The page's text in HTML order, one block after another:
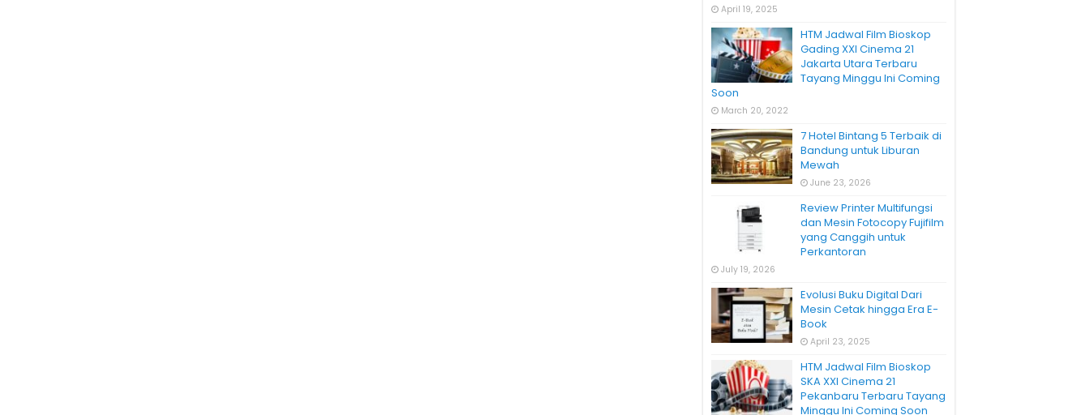
April 19, 2025
HTM Jadwal Film Bioskop
Gading XXI Cinema 21
Jakarta Utara Terbaru
Tayang Minggu Ini Coming
Soon
March 20, 2022
7 Hotel Bintang 5 Terbaik di
Bandung untuk Liburan
Mewah
June 23, 2026
Review Printer Multifungsi
dan Mesin Fotocopy Fujifilm
yang Canggih untuk
Perkantoran
July 19, 2026
Evolusi Buku Digital Dari
Mesin Cetak hingga Era E-
Book
April 23, 2025
HTM Jadwal Film Bioskop
SKA XXI Cinema 21
Pekanbaru Terbaru Tayang
Minggu Ini Coming Soon